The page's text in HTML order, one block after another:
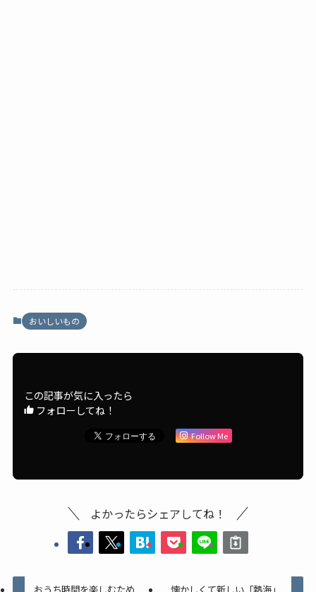
おいしいもの
この記事が気に入ったら
フォローしてね！
Follow Me
よかったらシェアしてね！
おうち時間を楽しむため
懐かしくて新しい「熱海」